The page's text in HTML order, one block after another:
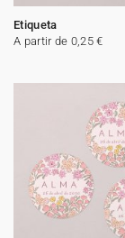
Etiqueta
A partir de 0,25 €